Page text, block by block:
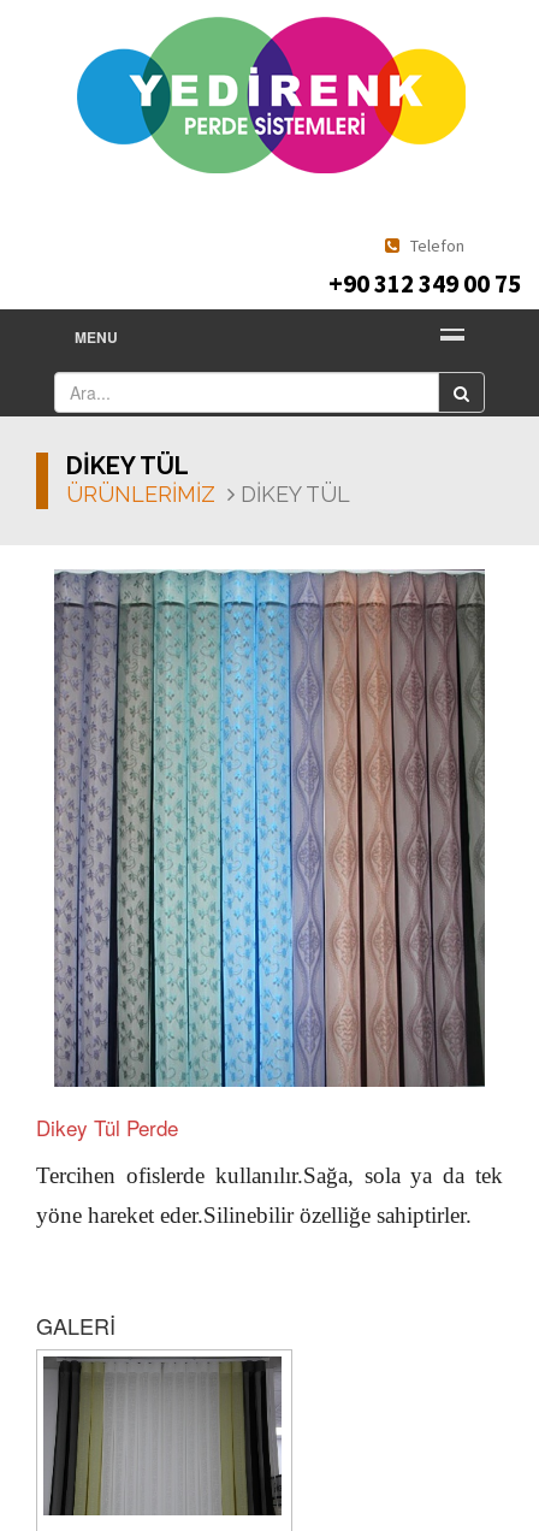
Telefon
+90 312 349 00 75
MENU
DİKEY TÜL
ÜRÜNLERİMİZ DİKEY TÜL
Dikey Tül Perde
Tercihen ofislerde kullanılır.Sağa, sola ya da tek
yöne hareket eder.Silinebilir özelliğe sahiptirler.
GALERİ